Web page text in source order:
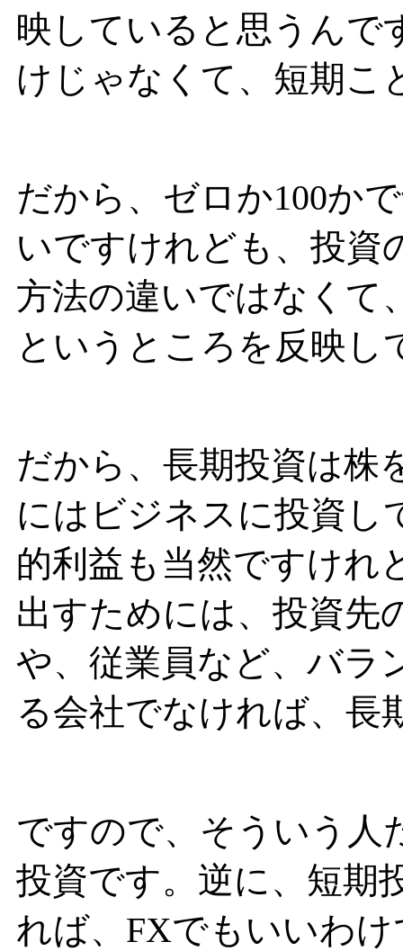
映していると思うんで
けじゃなくて、短期こ
だから、ゼロか100か
いですけれども、投資
方法の違いではなくて
というところを反映し
だから、長期投資は株
にはビジネスに投資し
的利益も当然ですけれ
出すためには、投資先
や、従業員など、バラ
る会社でなければ、長
ですので、そういう人
投資です。逆に、短期
れば、FXでもいいわ